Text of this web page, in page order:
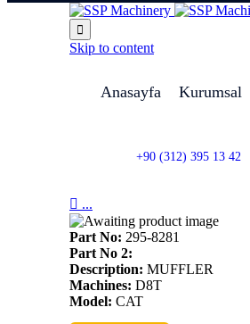

Skip to content
Anasayfa Kurumsal
+90 (312) 395 13 42
 ...
Part No: 295-8281
Part No 2:
Description: MUFFLER
Machines: D8T
Model: CAT